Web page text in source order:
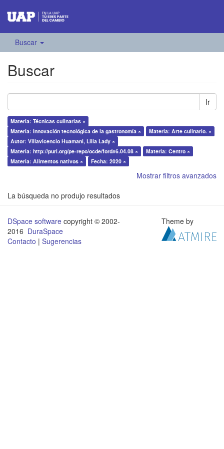
Buscar
Buscar
Ir
Materia: Técnicas culinarias ×
Materia: Innovación tecnológica de la gastronomía ×
Materia: Arte culinario. ×
Autor: Villavicencio Huamani, Lilia Lady ×
Materia: http://purl.org/pe-repo/ocde/ford#6.04.08 ×
Materia: Centro ×
Materia: Alimentos nativos ×
Fecha: 2020 ×
Mostrar filtros avanzados
La búsqueda no produjo resultados
DSpace software copyright © 2002-
2016 DuraSpace
Contacto | Sugerencias
Theme by